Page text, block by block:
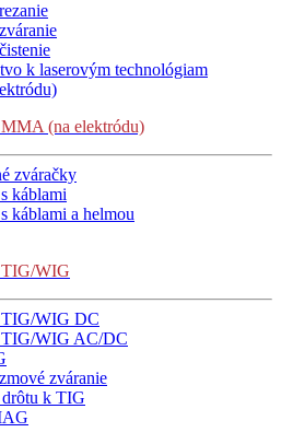
k laserovým technológiam
(na elektródu)
zváračky
káblami
káblami a helmou
WIG
WIG DC
TIG/WIG AC/DC
zváranie
drôtu k TIG